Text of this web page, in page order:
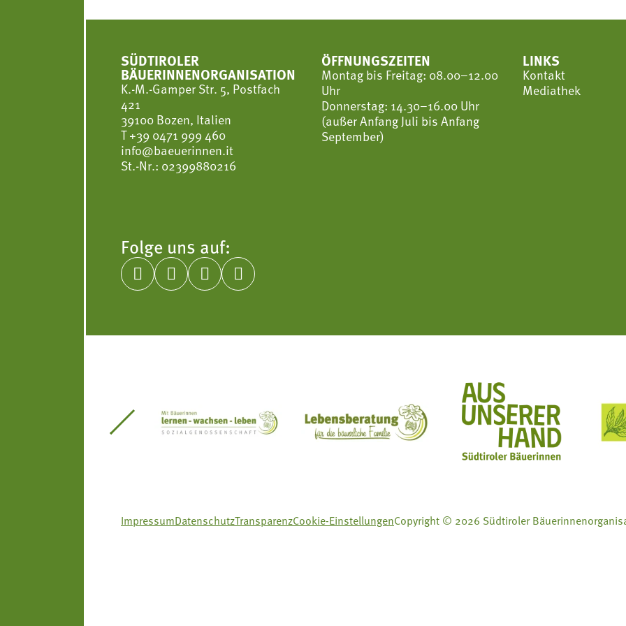
SÜDTIROLER
BÄUERINNENORGANISATION
K.-M.-Gamper Str. 5, Postfach
421
39100 Bozen, Italien
T+39 0471 999 460
info@baeuerinnen.it
St.-Nr.: 02399880216
ÖFFNUNGSZEITEN
Montag bis Freitag: 08.00–12.00
Uhr
Donnerstag: 14.30–16.00 Uhr
(außer Anfang Juli bis Anfang
September)
LINKS
Kontakt
Mediathek
Folge uns auf:
   
Südtiroler Gärtnervereinigung Sozialgenossenschaft Mit Bäuerinnen lernen - wachsen - leben
Lebensberatung für die bäuerliche Familie
Aus unserer Hand
ImpressumDatenschutzTransparenzCookie-EinstellungenCopyright © 2026 Südtiroler